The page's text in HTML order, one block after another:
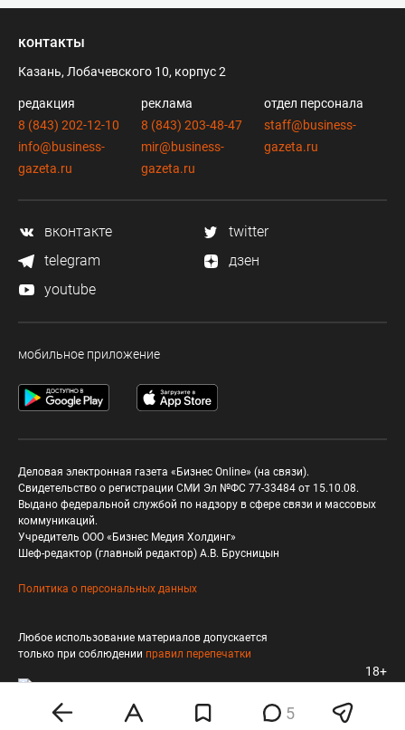
5
контакты
Казань, Лобачевского 10, корпус 2
редакция
8 (843) 202-12-10
info@business-
gazeta.ru
реклама
8 (843) 203-48-47
mir@business-
gazeta.ru
отдел персонала
staff@business-
gazeta.ru
вконтакте
twitter
telegram
дзен
youtube
мобильное приложение
Деловая электронная газета «Бизнес Online» (на связи).
Свидетельство о регистрации СМИ Эл №ФС 77-33484 от 15.10.08.
Выдано федеральной службой по надзору в сфере связи и массовых
коммуникаций.
Учредитель ООО «Бизнес Медия Холдинг»
Шеф-редактор (главный редактор) А.В. Брусницын
Политика о персональных данных
Любое использование материалов допускается
только при соблюдении правил перепечатки
18+